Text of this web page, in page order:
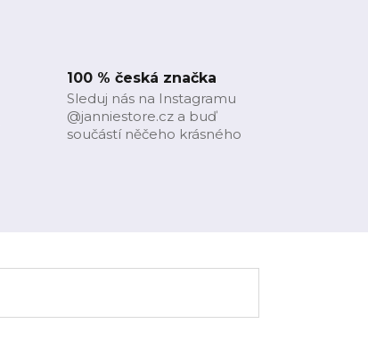
100 % česká značka
Sleduj nás na Instagramu
@janniestore.cz a buď
součástí něčeho krásného